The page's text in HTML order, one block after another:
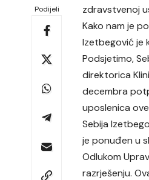
Podijeli
zdravstvenoj
Kako nam je
Izetbegović je
Podsjetimo,
direktorica
decembra
uposlenica
Sebija
je ponuđen u
Odlukom
razrješenju.